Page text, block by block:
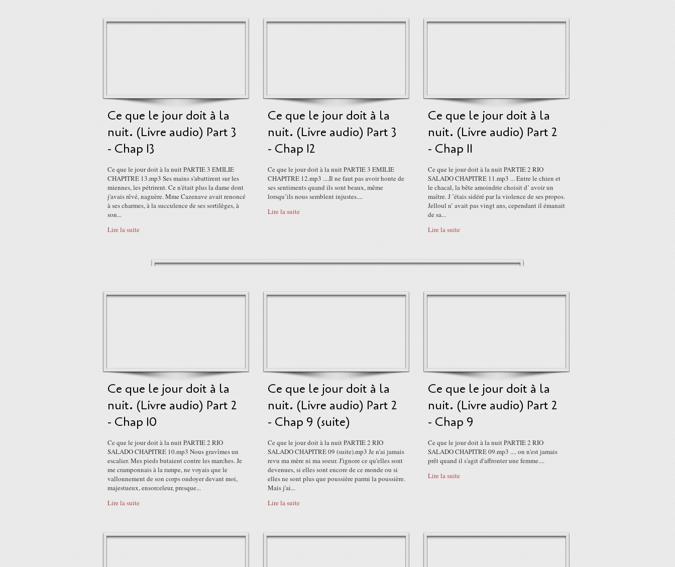
Ce que le jour doit à la
nuit. (Livre audio) Part 3
- Chap 13
Ce que le jour doit à la nuit PARTIE 3 EMILIE
CHAPITRE 13.mp3 Ses mains s'abattirent sur les
miennes, les pétrirent. Ce n'était plus la dame dont
j'avais rêvé, naguère. Mme Cazenave avait renoncé
à ses charmes, à la succulence de ses sortilèges, à
son...
Lire la suite
Ce que le jour doit à la
nuit. (Livre audio) Part 3
- Chap 12
Ce que le jour doit à la nuit PARTIE 3 EMILIE
CHAPITRE 12.mp3 ....Il ne faut pas avoir honte de
ses sentiments quand ils sont beaux, même
lorsqu’ils nous semblent injustes....
Lire la suite
Ce que le jour doit à la
nuit. (Livre audio) Part 2
- Chap 11
Ce que le jour doit à la nuit PARTIE 2 RIO
SALADO CHAPITRE 11.mp3 ... Entre le chien et
le chacal, la bête amoindrie choisit d’ avoir un
maître. J ’étais sidéré par la violence de ses propos.
Jelloul n’ avait pas vingt ans, cependant il émanait
de sa...
Lire la suite
Ce que le jour doit à la
nuit. (Livre audio) Part 2
- Chap 10
Ce que le jour doit à la nuit PARTIE 2 RIO
SALADO CHAPITRE 10.mp3 Nous gravîmes un
escalier. Mes pieds butaient contre les marches. Je
me cramponnais à la rampe, ne voyais que le
vallonnement de son corps ondoyer devant moi,
majestueux, ensorceleur, presque...
Lire la suite
Ce que le jour doit à la
nuit. (Livre audio) Part 2
- Chap 9 (suite)
Ce que le jour doit à la nuit PARTIE 2 RIO
SALADO CHAPITRE 09 (suite).mp3 Je n'ai jamais
revu ma mère ni ma soeur. J'ignore ce qu'elles sont
devenues, si elles sont encore de ce monde ou si
elles ne sont plus que poussière parmi la poussière.
Mais j'ai...
Lire la suite
Ce que le jour doit à la
nuit. (Livre audio) Part 2
- Chap 9
Ce que le jour doit à la nuit PARTIE 2 RIO
SALADO CHAPITRE 09.mp3 .... on n'est jamais
prêt quand il s'agit d'affronter une femme....
Lire la suite